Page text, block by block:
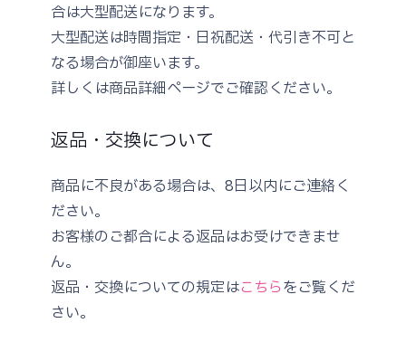
合は大型配送になります。
大型配送は時間指定・日祝配送・代引き不可と
なる場合が御座います。
詳しくは商品詳細ページでご確認ください。
返品・交換について
商品に不良がある場合は、8日以内にご連絡く
ださい。
お客様のご都合による返品はお受けできませ
ん。
返品・交換についての規定はこちらをご覧くだ
さい。